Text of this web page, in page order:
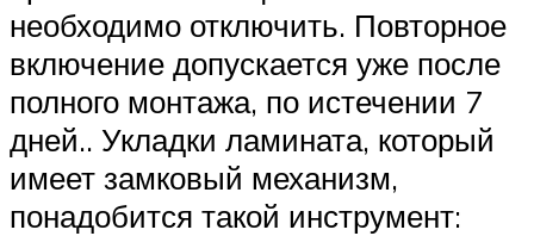
необходимо отключить. Повторное
включение допускается уже после
полного монтажа, по истечении 7
дней.. Укладки ламината, который
имеет замковый механизм,
понадобится такой инструмент: